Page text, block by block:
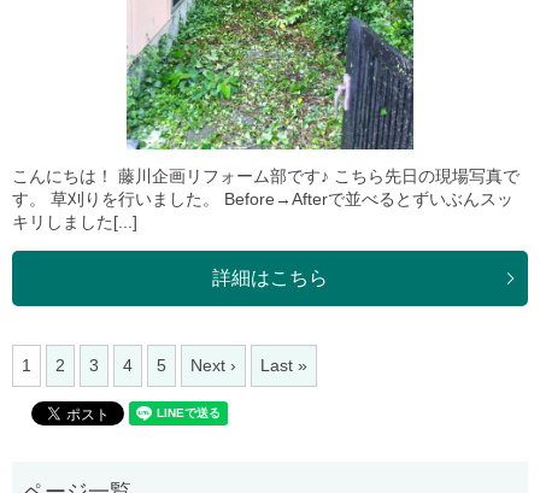
こんにちは！ 藤川企画リフォーム部です♪ こちら先日の現場写真で
す。 草刈りを行いました。 Before→Afterで並べるとずいぶんスッ
キリしました[...]
詳細はこちら
1 2 3 4 5 Next › Last »